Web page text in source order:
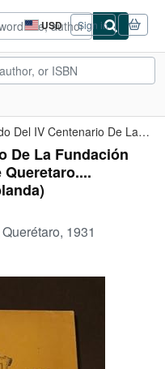
USD
Site
shopping
preferences
Sign in
Recuerdo Del IV Centenario De La Fundación Del Pueblo De ...
De La Fundación
Queretaro....
1931